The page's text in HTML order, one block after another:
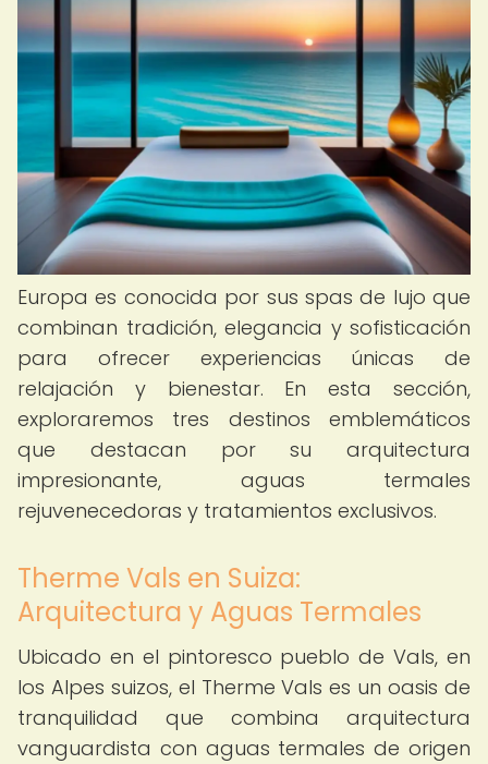
Europa es conocida por sus spas de lujo que
combinan tradición, elegancia y sofisticación
para ofrecer experiencias únicas de
relajación y bienestar. En esta sección,
exploraremos tres destinos emblemáticos
que destacan por su arquitectura
impresionante, aguas termales
rejuvenecedoras y tratamientos exclusivos.
Therme Vals en Suiza:
Arquitectura y Aguas Termales
Ubicado en el pintoresco pueblo de Vals, en
los Alpes suizos, el Therme Vals es un oasis de
tranquilidad que combina arquitectura
vanguardista con aguas termales de origen